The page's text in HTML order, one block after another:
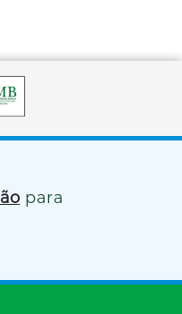
para